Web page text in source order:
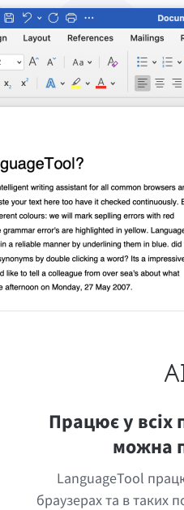
Mail
Працює у всіх
можна
LanguageTool
браузерах та в таких